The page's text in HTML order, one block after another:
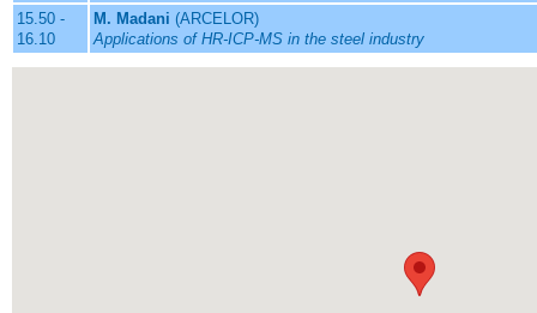
15.50 -
16.10
M. Madani (ARCELOR)
Applications of HR-ICP-MS in the steel industry